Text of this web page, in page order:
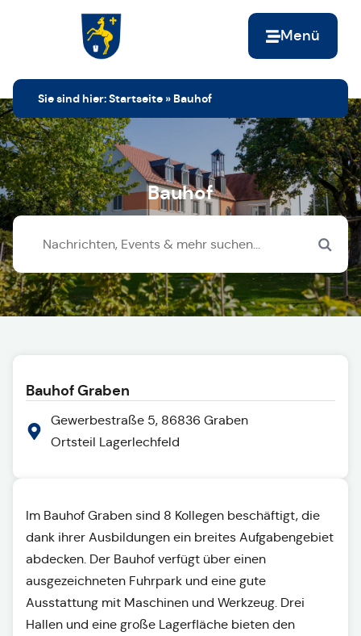
Menü
Zur Startseite
Sie sind hier:Startseite » Bauhof
Bauhof
Bauhof Graben
Gewerbestraße 5, 86836 Graben
Ortsteil Lagerlechfeld
Im Bauhof Graben sind 8 Kollegen beschäftigt, die
dank ihrer Ausbildungen ein breites Aufgabengebiet
abdecken. Der Bauhof verfügt über einen
ausgezeichneten Fuhrpark und eine gute
Ausstattung mit Maschinen und Werkzeug. Drei
Hallen und eine große Lagerfläche bieten den